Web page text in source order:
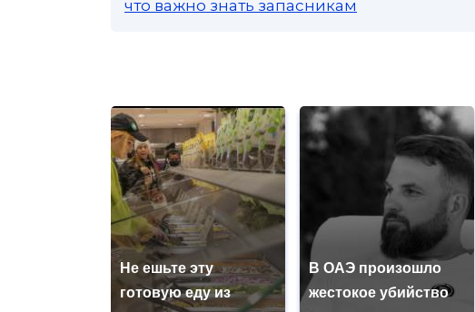
что важно знать запасникам
Не ешьте эту
готовую еду из
В ОАЭ произошло
жестокое убийство